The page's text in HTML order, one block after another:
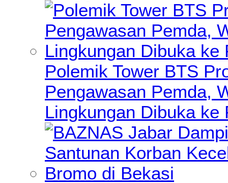
Polemik Tower BTS
Pengawasan Pemda,
Lingkungan Dibuka ke